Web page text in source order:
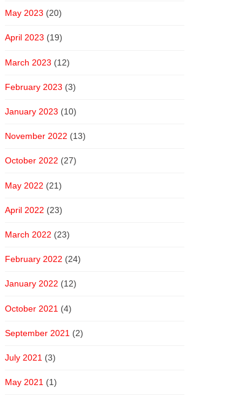
May 2023 (20)
April 2023 (19)
March 2023 (12)
February 2023 (3)
January 2023 (10)
November 2022 (13)
October 2022 (27)
May 2022 (21)
April 2022 (23)
March 2022 (23)
February 2022 (24)
January 2022 (12)
October 2021 (4)
September 2021 (2)
July 2021 (3)
May 2021 (1)